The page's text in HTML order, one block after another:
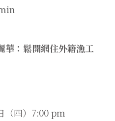
：鬆開網住外籍漁工
（四）7:00 pm